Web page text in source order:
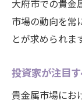
過去
文化
需要
市場
大府市での貴金
市場の動向を常
とが求められま
投資家が注目
貴金属市場にお